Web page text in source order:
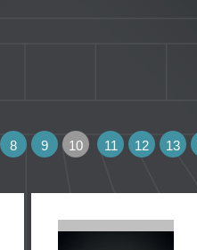
8 9 10 11 12 13